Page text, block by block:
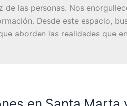
las personas. Nos
Desde este espacio,
aborden las realidades que